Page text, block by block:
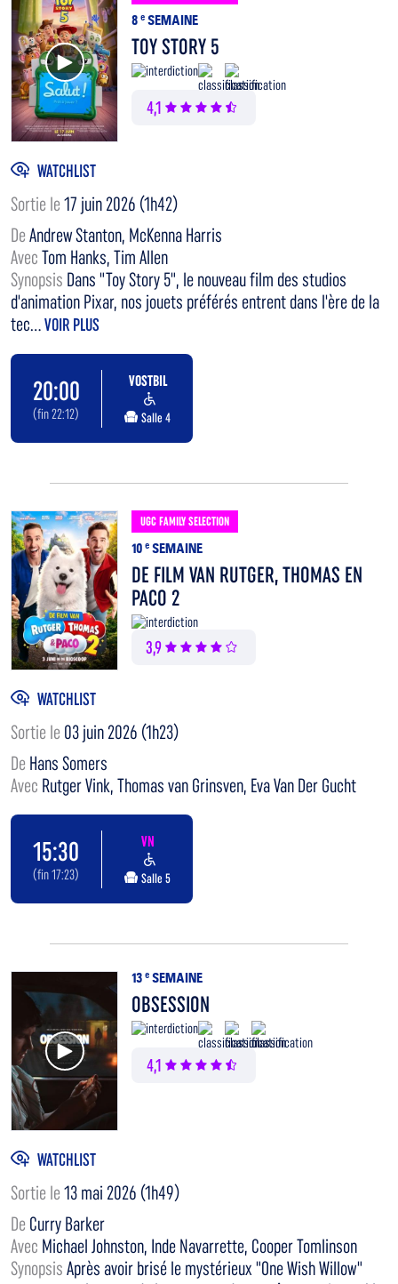
Voir la bande annonce
8 e SEMAINE
TOY STORY 5
4,1
WATCHLIST
Sortie le 17 juin 2026 (1h42)
De Andrew Stanton, McKenna Harris
Avec Tom Hanks, Tim Allen
Synopsis Dans "Toy Story 5", le nouveau film des studios
d'animation Pixar, nos jouets préférés entrent dans l'ère de la
tec...VOIR PLUS
20:00
(fin 22:12)
VOSTBIL
Salle 4
UGC FAMILY SELECTION
10 e SEMAINE
DE FILM VAN RUTGER, THOMAS EN
PACO 2
3,9
WATCHLIST
Sortie le 03 juin 2026 (1h23)
De Hans Somers
Avec Rutger Vink, Thomas van Grinsven, Eva Van Der Gucht
15:30
(fin 17:23)
VN
Salle 5
Voir la bande annonce
13 e SEMAINE
OBSESSION
4,1
WATCHLIST
Sortie le 13 mai 2026 (1h49)
De Curry Barker
Avec Michael Johnston, Inde Navarrette, Cooper Tomlinson
Synopsis Après avoir brisé le mystérieux "One Wish Willow"